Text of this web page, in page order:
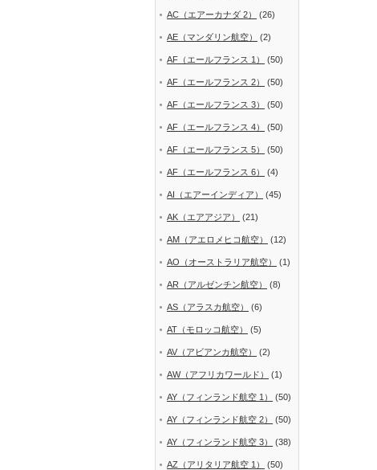
AC（エアーカナダ 2） (26)
AE（マンダリン航空） (2)
AF（エールフランス 1） (50)
AF（エールフランス 2） (50)
AF（エールフランス 3） (50)
AF（エールフランス 4） (50)
AF（エールフランス 5） (50)
AF（エールフランス 6） (4)
AI（エアーインディア） (45)
AK（エアアジア） (21)
AM（アエロメヒコ航空） (12)
AO（オーストラリア航空） (1)
AR（アルゼンチン航空） (8)
AS（アラスカ航空） (6)
AT（モロッコ航空） (5)
AV（アビアンカ航空） (2)
AW（アフリカワールド） (1)
AY（フィンランド航空 1） (50)
AY（フィンランド航空 2） (50)
AY（フィンランド航空 3） (38)
AZ（アリタリア航空 1） (50)